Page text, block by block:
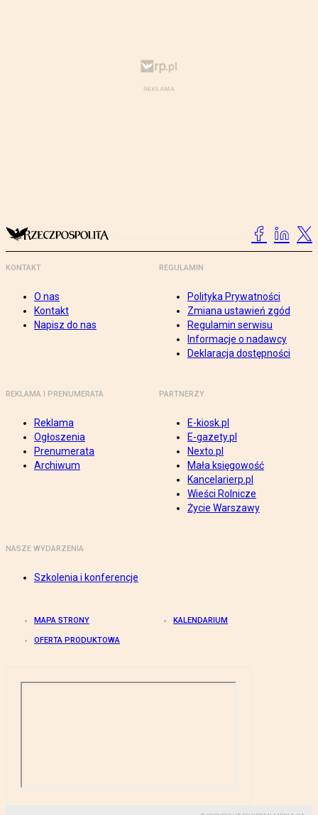
KONTAKT
O nas
Kontakt
Napisz do nas
REGULAMIN
Polityka Prywatności
Zmiana ustawień zgód
Regulamin serwisu
Informacje o nadawcy
Deklaracja dostępności
REKLAMA I PRENUMERATA
Reklama
Ogłoszenia
Prenumerata
Archiwum
PARTNERZY
E-kiosk.pl
E-gazety.pl
Nexto.pl
Mała księgowość
Kancelarierp.pl
Wieści Rolnicze
Życie Warszawy
NASZE WYDARZENIA
Szkolenia i konferencje
MAPA STRONY KALENDARIUM
OFERTA PRODUKTOWA